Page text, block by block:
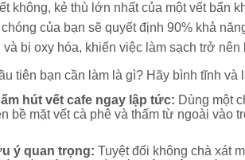
không, kẻ thù lớn nhất của một vết bẩn
của bạn sẽ quyết định 90% khả
bị oxy hóa, khiến việc làm sạch trở nên
tiên bạn cần làm là gì? Hãy bình tĩnh và
hút vết cafe ngay lập tức: Dùng một
bề mặt vết cà phê và thấm từ ngoài vào
ý quan trọng: Tuyệt đối không chà xát